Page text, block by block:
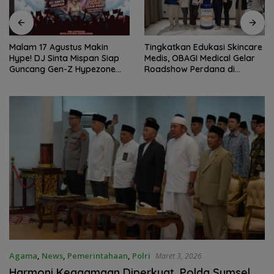
Malam 17 Agustus Makin
Hype! DJ Sinta Mispan Siap
Guncang Gen-Z Hypezone
Tingkatkan Edukasi Skincare
Medis, OBAGI Medical Gelar
Roadshow Perdana di
Agama, News, Pemerintahaan, Polri Maret 3, 2026